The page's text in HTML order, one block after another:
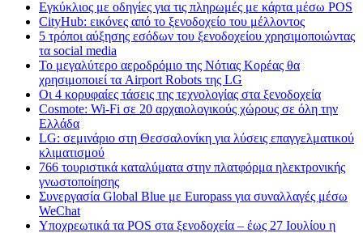
Εγκύκλιος με οδηγίες για τις πληρωμές με κάρτα μέσω POS
CityHub: εικόνες από το ξενοδοχείο του μέλλοντος
5 τρόποι αύξησης εσόδων του ξενοδοχείου χρησιμοποιώντας
τα social media
Το μεγαλύτερο αεροδρόμιο της Νότιας Κορέας θα
χρησιμοποιεί τα Airport Robots της LG
Οι 4 κορυφαίες τάσεις της τεχνολογίας στα ξενοδοχεία
Cosmote: Wi-Fi σε 20 αρχαιολογικούς χώρους σε όλη την
Ελλάδα
LG: σεμινάριο στη Θεσσαλονίκη για λύσεις επαγγελματικού
κλιματισμού
766 τουριστικά καταλύματα στην πλατφόρμα ηλεκτρονικής
γνωστοποίησης
Συνεργασία Global Blue με Europass για συναλλαγές μέσω
WeChat
Υποχρεωτικά τα POS στα ξενοδοχεία – έως 27 Ιουλίου η